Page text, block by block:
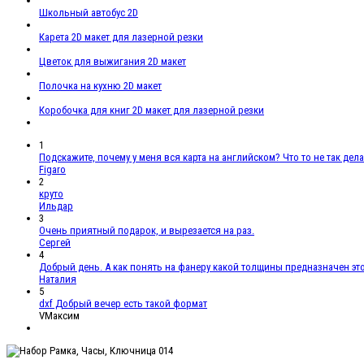
Школьный автобус 2D
Карета 2D макет для лазерной резки
Цветок для выжигания 2D макет
Полочка на кухню 2D макет
Коробочка для книг 2D макет для лазерной резки
1
Подскажите, почему у меня вся карта на английском? Что то не так
Figaro
2
круто
Ильдар
3
Очень приятный подарок, и вырезается на раз.
Сергей
4
Добрый день. А как понять на фанеру какой толщины предназначен
Наталия
5
dxf Добрый вечер есть такой формат
VМаксим